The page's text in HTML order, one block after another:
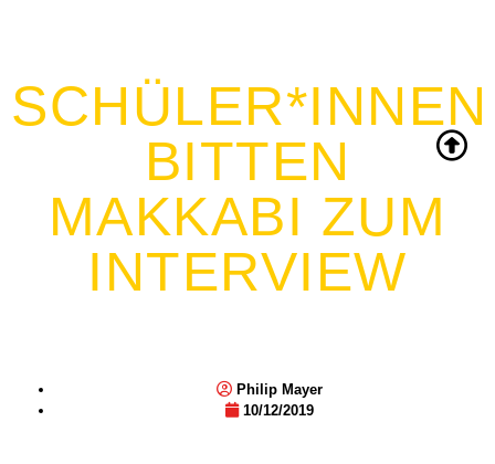
SCHÜLER*INNEN
BITTEN
MAKKABI ZUM
INTERVIEW
Philip Mayer
10/12/2019